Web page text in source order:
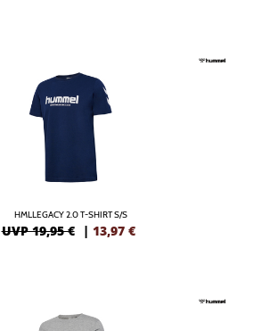
HMLLEGACY 2.0 T-SHIRT S/S
UVP 19,95 € | 13,97 €